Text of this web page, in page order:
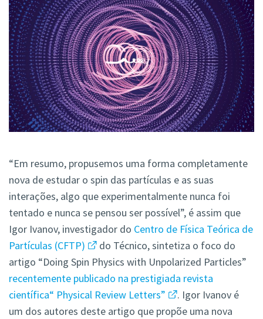
“Em resumo, propusemos uma forma completamente
nova de estudar o spin das partículas e as suas
interações, algo que experimentalmente nunca foi
tentado e nunca se pensou ser possível”, é assim que
Igor Ivanov, investigador do Centro de Física Teórica de
Partículas (CFTP)
do Técnico, sintetiza o foco do
artigo “Doing Spin Physics with Unpolarized Particles”
recentemente publicado na prestigiada revista
científica“ Physical Review Letters”
. Igor Ivanov é
um dos autores deste artigo que propõe uma nova